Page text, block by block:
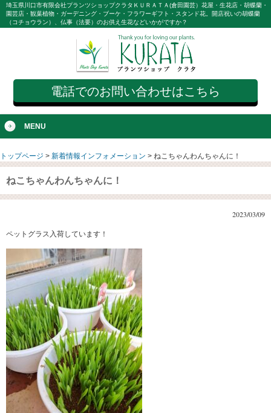
埼玉県川口市有限会社プランツショップクラタＫＵＲＡＴＡ(倉田園芸）花屋・生花店・胡蝶蘭・
園芸店・観葉植物・ガーデニング・ブーケ・フラワーギフト・スタンド花。開店祝いの胡蝶蘭
（コチョウラン）、仏事（法要）のお供え生花などいかがですか？
電話でのお問い合わせはこちら
MENU
トップページ > 新着情報インフォメーション > ねこちゃんわんちゃんに！
ねこちゃんわんちゃんに！
2023/03/09
ペットグラス入荷しています！